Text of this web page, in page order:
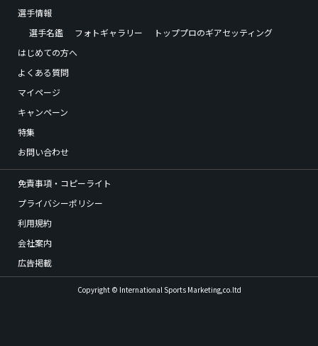
選手情報
選手名鑑
フォトギャラリー
トッププロのギアセッティング
はじめての方へ
よくある質問
マイページ
キャンペーン
特集
お問い合わせ
免責事項・コピーライト
プライバシーポリシー
利用規約
会社案内
広告掲載
Copyright © International Sports Marketing,co.ltd